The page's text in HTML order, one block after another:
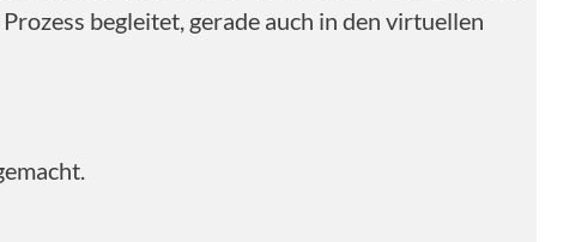
begleitet, gerade auch in den virtuellen